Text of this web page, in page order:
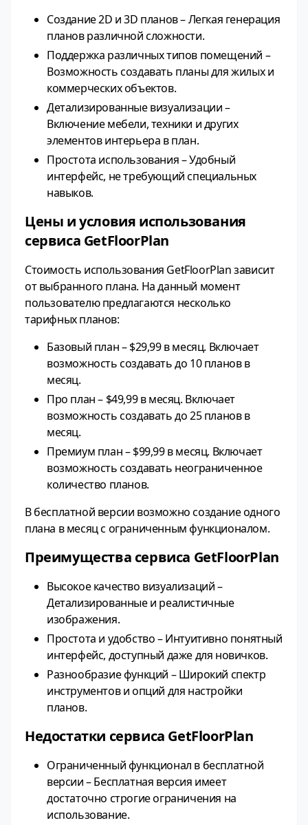
Создание 2D и 3D планов – Легкая генерация
планов различной сложности.
Поддержка различных типов помещений –
Возможность создавать планы для жилых и
коммерческих объектов.
Детализированные визуализации –
Включение мебели, техники и других
элементов интерьера в план.
Простота использования – Удобный
интерфейс, не требующий специальных
навыков.
Цены и условия использования
сервиса GetFloorPlan
Стоимость использования GetFloorPlan зависит
от выбранного плана. На данный момент
пользователю предлагаются несколько
тарифных планов:
Базовый план – $29,99 в месяц. Включает
возможность создавать до 10 планов в
месяц.
Про план – $49,99 в месяц. Включает
возможность создавать до 25 планов в
месяц.
Премиум план – $99,99 в месяц. Включает
возможность создавать неограниченное
количество планов.
В бесплатной версии возможно создание одного
плана в месяц с ограниченным функционалом.
Преимущества сервиса GetFloorPlan
Высокое качество визуализаций –
Детализированные и реалистичные
изображения.
Простота и удобство – Интуитивно понятный
интерфейс, доступный даже для новичков.
Разнообразие функций – Широкий спектр
инструментов и опций для настройки
планов.
Недостатки сервиса GetFloorPlan
Ограниченный функционал в бесплатной
версии – Бесплатная версия имеет
достаточно строгие ограничения на
использование.